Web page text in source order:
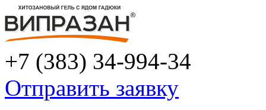
+7 (383) 34-994-34
Отправить заявку